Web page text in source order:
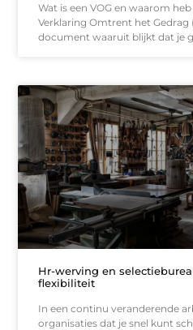
Wat is een VOG en waarom
Verklaring Omtrent het Gedrag
document waaruit blijkt dat je
Hr-werving en
flexibiliteit
In een continu veranderende
organisaties dat je snel kunt